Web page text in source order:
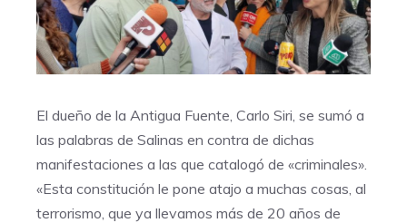
El dueño de la Antigua Fuente, Carlo Siri, se sumó a
las palabras de Salinas en contra de dichas
manifestaciones a las que catalogó de «criminales».
«Esta constitución le pone atajo a muchas cosas, al
terrorismo, que ya llevamos más de 20 años de